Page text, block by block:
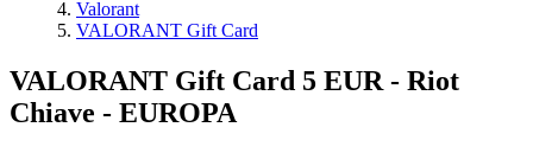
Valorant
VALORANT Gift Card
VALORANT Gift Card 5 EUR - Riot
Chiave - EUROPA